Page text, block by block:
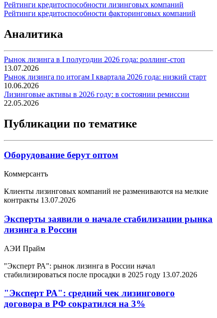
Рейтинги кредитоспособности лизинговых компаний
Рейтинги кредитоспособности факторинговых компаний
Аналитика
Рынок лизинга в I полугодии 2026 года: роллинг-стоп
13.07.2026
Рынок лизинга по итогам I квартала 2026 года: низкий старт
10.06.2026
Лизинговые активы в 2026 году: в состоянии ремиссии
22.05.2026
Публикации по тематике
Оборудование берут оптом
Коммерсантъ
Клиенты лизинговых компаний не размениваются на мелкие
контракты 13.07.2026
Эксперты заявили о начале стабилизации рынка
лизинга в России
АЭИ Прайм
"Эксперт РА": рынок лизинга в России начал
стабилизироваться после просадки в 2025 году 13.07.2026
"Эксперт РА": средний чек лизингового
договора в РФ сократился на 3%